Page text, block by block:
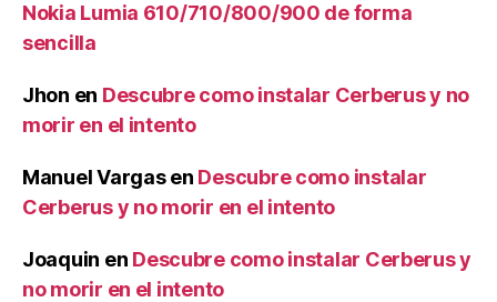
Nokia Lumia 610/710/800/900 de forma
sencilla
Jhon en Descubre como instalar Cerberus y no
morir en el intento
Manuel Vargasen Descubre como instalar
Cerberus y no morir en el intento
Joaquin en Descubre como instalar Cerberus y
no morir en el intento